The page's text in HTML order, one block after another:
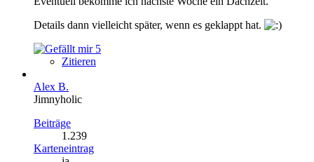
Details dann vielleicht später, wenn es geklappt hat.
5
Zitieren
Alex B.
Jimnyholic
Beiträge
1.239
Karteneintrag